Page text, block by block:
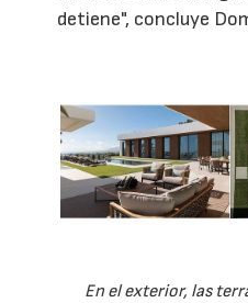
detiene", concluye
En el exterior, las